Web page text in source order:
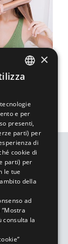
styling
i tuoi
×
e per
presenti,
parti) per
di
cookie di
parti) per
le tue
della
ad
consulta la